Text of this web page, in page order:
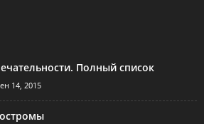
Полный список
14, 2015